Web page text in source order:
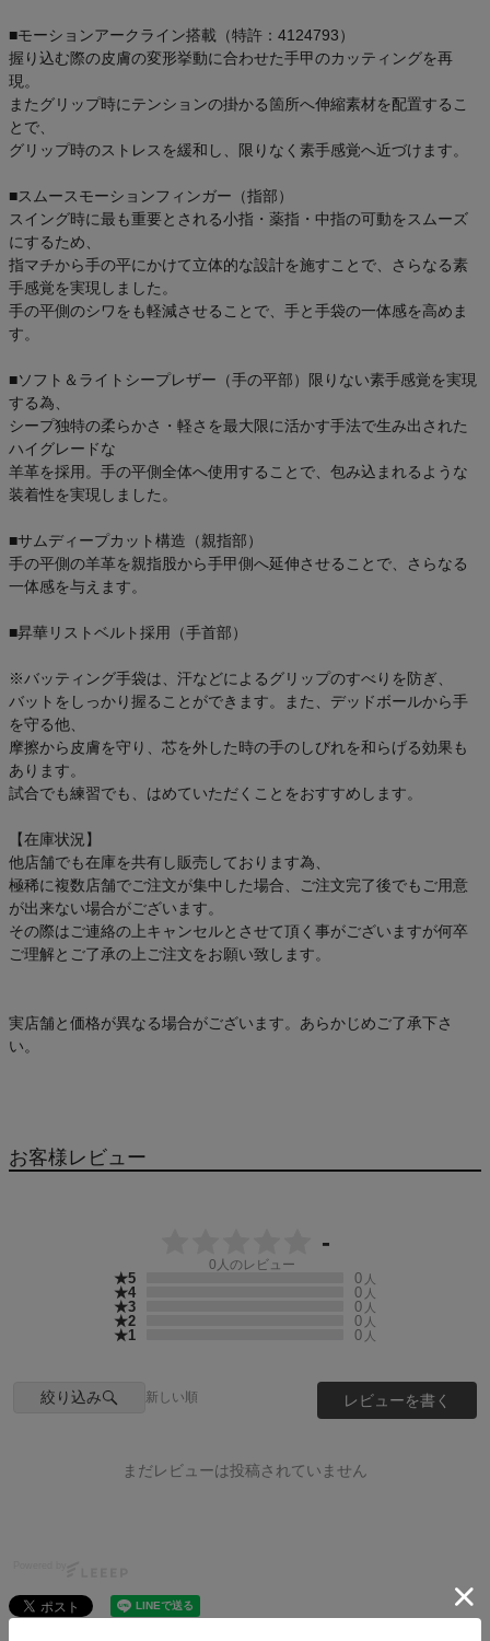
■モーションアークライン搭載（特許：4124793）
握り込む際の皮膚の変形挙動に合わせた手甲のカッティングを再
現。
またグリップ時にテンションの掛かる箇所へ伸縮素材を配置するこ
とで、
グリップ時のストレスを緩和し、限りなく素手感覚へ近づけます。
■スムースモーションフィンガー（指部）
スイング時に最も重要とされる小指・薬指・中指の可動をスムーズ
にするため、
指マチから手の平にかけて立体的な設計を施すことで、さらなる素
手感覚を実現しました。
手の平側のシワをも軽減させることで、手と手袋の一体感を高めま
す。
■ソフト＆ライトシープレザー（手の平部）限りない素手感覚を実現
する為、
シープ独特の柔らかさ・軽さを最大限に活かす手法で生み出された
ハイグレードな
羊革を採用。手の平側全体へ使用することで、包み込まれるような
装着性を実現しました。
■サムディープカット構造（親指部）
手の平側の羊革を親指股から手甲側へ延伸させることで、さらなる
一体感を与えます。
■昇華リストベルト採用（手首部）
※バッティング手袋は、汗などによるグリップのすべりを防ぎ、
バットをしっかり握ることができます。また、デッドボールから手
を守る他、
摩擦から皮膚を守り、芯を外した時の手のしびれを和らげる効果も
あります。
試合でも練習でも、はめていただくことをおすすめします。
【在庫状況】
他店舗でも在庫を共有し販売しております為、
極稀に複数店舗でご注文が集中した場合、ご注文完了後でもご用意
が出来ない場合がございます。
その際はご連絡の上キャンセルとさせて頂く事がございますが何卒
ご理解とご了承の上ご注文をお願い致します。
実店舗と価格が異なる場合がございます。あらかじめご了承下さ
い。
お客様レビュー
-
0 人のレビュー
★5 0 人
★4 0 人
★3 0 人
★2 0 人
★1 0 人
絞り込み 新しい順 レビューを書く
まだレビューは投稿されていません